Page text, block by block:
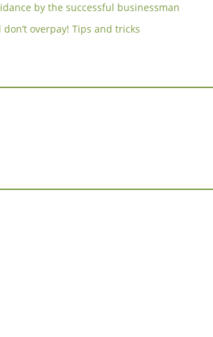
by the successful businessman
overpay! Tips and tricks